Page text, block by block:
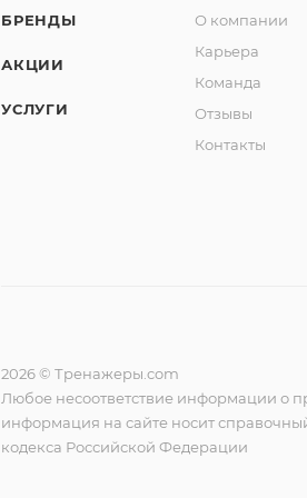
БРЕНДЫ
АКЦИИ
УСЛУГИ
О компании
Карьера
Команда
Отзывы
Контакты
2026 © Тренажеры.com
Любое несоответствие информации о
информация на сайте носит
кодекса Российской Федерации